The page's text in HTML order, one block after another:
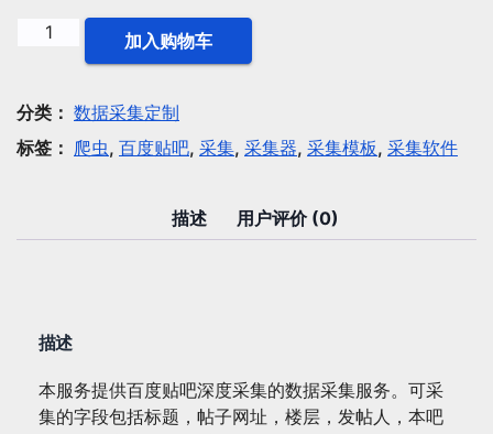
¥299.00。
集：
百
度
深
加入购物车
分类： 数据采集定制
标签： 爬虫, 百度贴吧, 采集, 采集器, 采集模板, 采集软件
描述 用户评价 (0)
描述
本服务提供百度贴吧深度采集的数据采集服务。可采
集的字段包括标题，帖子网址，楼层，发帖人，本吧